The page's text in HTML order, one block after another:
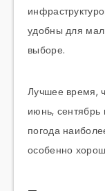
удобны для
выборе.
Лучшее время,
июнь, сентябрь
погода
особенно